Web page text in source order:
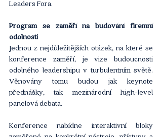
Leaders Fora.
Program se zaměří na budování firemní
odolnosti
Jednou z nejdůležitějších otázek, na které se
konference zaměří, je vize budoucnosti
odolného leadershipu v turbulentním světě.
Věnovány tomu budou jak keynote
přednášky, tak mezinárodní high-level
panelová debata.
Konference nabídne interaktivní bloky